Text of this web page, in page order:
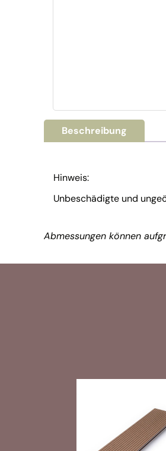
Beschreibung
Hinweis:
Unbeschädigte und
Abmessungen können